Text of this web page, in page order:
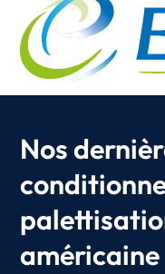
Nos
américaine